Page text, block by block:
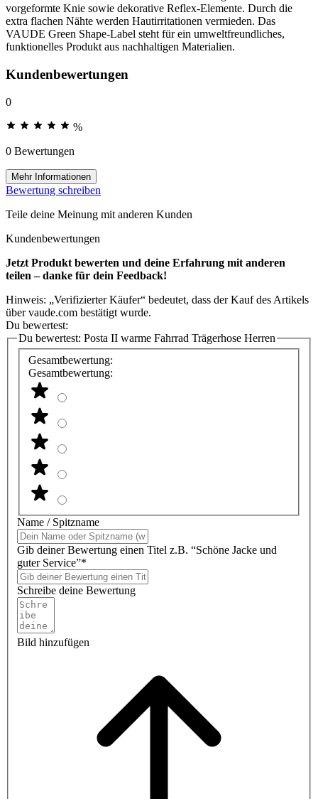
vorgeformte Knie sowie dekorative Reflex-Elemente. Durch die
extra flachen Nähte werden Hautirritationen vermieden. Das
VAUDE Green Shape-Label steht für ein umweltfreundliches,
funktionelles Produkt aus nachhaltigen Materialien.
Kundenbewertungen
0
%
0 Bewertungen
Mehr Informationen
Bewertung schreiben
Teile deine Meinung mit anderen Kunden
Kundenbewertungen
Jetzt Produkt bewerten und deine Erfahrung mit anderen
teilen – danke für dein Feedback!
Hinweis: „Verifizierter Käufer“ bedeutet, dass der Kauf des Artikels
über vaude.com bestätigt wurde.
Du bewertest:
Du bewertest: Posta II warme Fahrrad Trägerhose Herren
Gesamtbewertung:
Gesamtbewertung:
Name / Spitzname
Gib deiner Bewertung einen Titel z.B. “Schöne Jacke und
guter Service”*
Schreibe deine Bewertung
Bild hinzufügen